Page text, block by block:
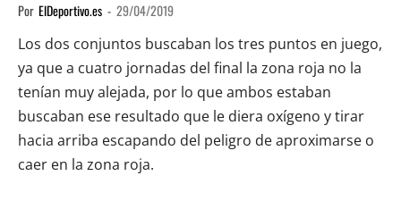
Por ElDeportivo.es - 29/04/2019
Los dos conjuntos buscaban los tres puntos en juego,
ya que a cuatro jornadas del final la zona roja no la
tenían muy alejada, por lo que ambos estaban
buscaban ese resultado que le diera oxígeno y tirar
hacia arriba escapando del peligro de aproximarse o
caer en la zona roja.